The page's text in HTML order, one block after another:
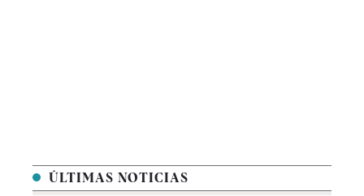
ÚLTIMAS NOTICIAS